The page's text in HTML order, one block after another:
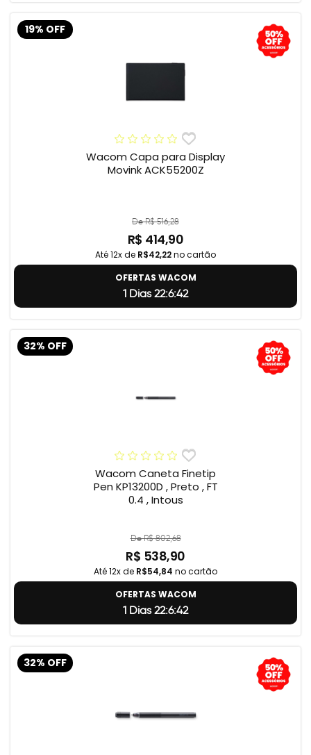
19% OFF
Wacom Capa para Display
Movink ACK55200Z
De R$ 516,28
R$ 414,90
Até 12x de R$42,22no cartão
OFERTAS WACOM
1 Dias 22:6:41
32% OFF
Wacom Caneta Finetip
Pen KP13200D , Preto , FT
0.4 , Intous
De R$ 802,68
R$ 538,90
Até 12x de R$54,84 no cartão
OFERTAS WACOM
1 Dias 22:6:41
32% OFF